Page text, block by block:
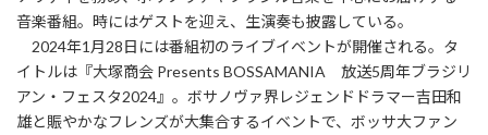
音楽番組。時にはゲストを迎え、生演奏も披露している。
2024年1月28日には番組初のライブイベントが開催される。タ
イトルは『大塚商会 Presents BOSSAMANIA 放送5周年ブラジリ
アン・フェスタ2024』。ボサノヴァ界レジェンドドラマー吉田和
雄と賑やかなフレンズが大集合するイベントで、ボッサ大ファン